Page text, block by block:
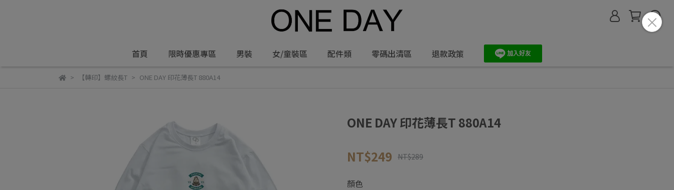
首頁 限時優惠專區 男裝 女/童裝區 配件類 零碼出清區 退款政策
【轉印】螺紋長T ONE DAY 印花薄長T 880A14
ONE DAY 印花薄長T 880A14
NT$249 NT$289
顏色